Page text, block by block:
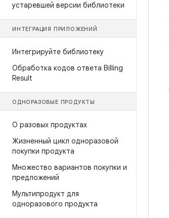
устаревшей версии библиотеки
ИНТЕГРАЦИЯ ПРИЛОЖЕНИЙ
Интегрируйте библиотеку
Обработка кодов ответа Billing
Result
ОДНОРАЗОВЫЕ ПРОДУКТЫ
О разовых продуктах
Жизненный цикл одноразовой
покупки продукта
Множество вариантов покупки и
предложений
Мультипродукт для
одноразового продукта